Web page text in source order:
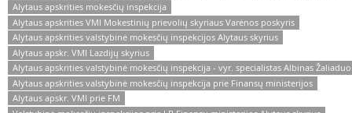
Alytaus apskrities mokesčių inspekcija
Alytaus apskrities VMI Mokestinių prievolių skyriaus Varėnos poskyris
Alytaus apskrities valstybinė mokesčių inspekcijos Alytaus skyrius
Alytaus apskr. VMI Lazdijų skyrius
Alytaus apskrities valstybinė mokesčių inspekcija - vyr. specialistas Albinas
Alytaus apskrities valstybinė mokesčių inspekcija prie Finansų ministerijos
Alytaus apskr. VMI prie FM